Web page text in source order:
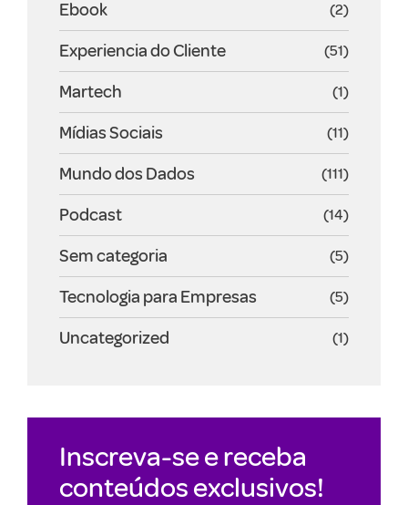
Ebook (2)
Experiencia do Cliente (51)
Martech (1)
Mídias Sociais (11)
Mundo dos Dados (111)
Podcast (14)
Sem categoria (5)
Tecnologia para Empresas (5)
Uncategorized (1)
Inscreva-se e receba
conteúdos exclusivos!